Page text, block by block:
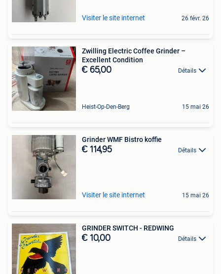
Visiter le site internet 26 févr. 26
Zwilling Electric Coffee Grinder –
Excellent Condition
€ 65,00 Détails
Heist-Op-Den-Berg 15 mai 26
Grinder WMF Bistro koffie
€ 114,95 Détails
Visiter le site internet 15 mai 26
GRINDER SWITCH - REDWING
€ 10,00 Détails